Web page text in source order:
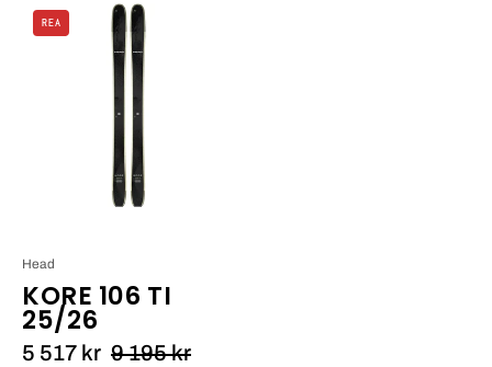
Head
KORE
106
Ti
25/26_1
REA
KORE 106 TI
25/26
Head
5 517 kr 9 195 kr